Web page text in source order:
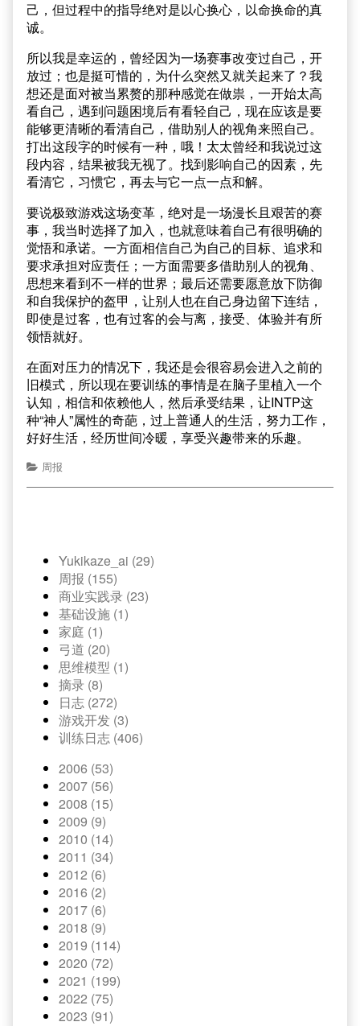
己，但过程中的指导绝对是以心换心，以命换命的真
诚。
所以我是幸运的，曾经因为一场赛事改变过自己，开
放过；也是挺可惜的，为什么突然又就关起来了？我
想还是面对被当累赘的那种感觉在做祟，一开始太高
看自己，遇到问题困境后有看轻自己，现在应该是要
能够更清晰的看清自己，借助别人的视角来照自己。
打出这段字的时候有一种，哦！太太曾经和我说过这
段内容，结果被我无视了。找到影响自己的因素，先
看清它，习惯它，再去与它一点一点和解。
要说极致游戏这场变革，绝对是一场漫长且艰苦的赛
事，我当时选择了加入，也就意味着自己有很明确的
觉悟和承诺。一方面相信自己为自己的目标、追求和
要求承担对应责任；一方面需要多借助别人的视角、
思想来看到不一样的世界；最后还需要愿意放下防御
和自我保护的盔甲，让别人也在自己身边留下连结，
即使是过客，也有过客的会与离，接受、体验并有所
领悟就好。
在面对压力的情况下，我还是会很容易会进入之前的
旧模式，所以现在要训练的事情是在脑子里植入一个
认知，相信和依赖他人，然后承受结果，让INTP这
种“神人”属性的奇葩，过上普通人的生活，努力工作，
好好生活，经历世间冷暖，享受兴趣带来的乐趣。
周报
Yukikaze_ai (29)
周报 (155)
商业实践录 (23)
基础设施 (1)
家庭 (1)
弓道 (20)
思维模型 (1)
摘录 (8)
日志 (272)
游戏开发 (3)
训练日志 (406)
2006 (53)
2007 (56)
2008 (15)
2009 (9)
2010 (14)
2011 (34)
2012 (6)
2016 (2)
2017 (6)
2018 (9)
2019 (114)
2020 (72)
2021 (199)
2022 (75)
2023 (91)